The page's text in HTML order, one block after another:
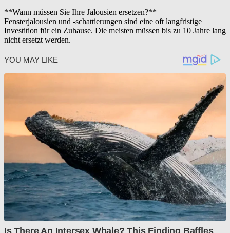
**Wann müssen Sie Ihre Jalousien ersetzen?**
Fensterjalousien und -schattierungen sind eine oft langfristige
Investition für ein Zuhause. Die meisten müssen bis zu 10 Jahre lang
nicht ersetzt werden.